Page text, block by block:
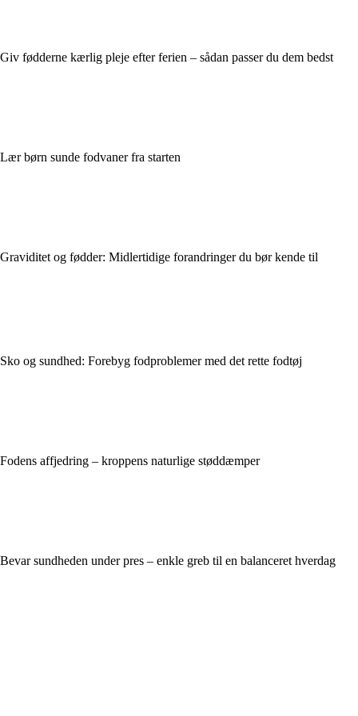
Giv fødderne kærlig pleje efter ferien – sådan passer du dem bedst
Lær børn sunde fodvaner fra starten
Graviditet og fødder: Midlertidige forandringer du bør kende til
Sko og sundhed: Forebyg fodproblemer med det rette fodtøj
Fodens affjedring – kroppens naturlige støddæmper
Bevar sundheden under pres – enkle greb til en balanceret hverdag